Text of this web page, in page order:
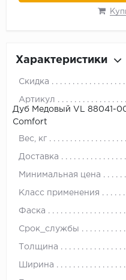
Характеристики
Скидка
Артикул
Дуб Медовый VL 88041-
Comfort
Вес, кг
Доставка
Минимальная цена
Класс применения
Фаска
Срок_службы
Толщина
Ширина